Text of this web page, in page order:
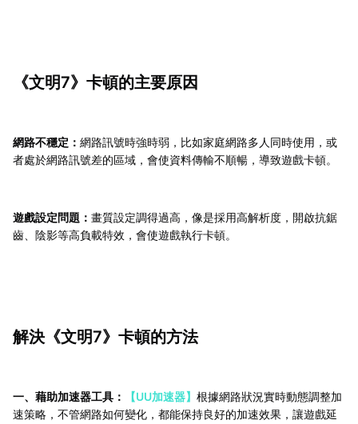
《文明7》卡頓的主要原因
網路不穩定： 網路訊號時強時弱，比如家庭網路多人同時使用，或
者處於網路訊號差的區域，會使資料傳輸不順暢，導致遊戲卡頓。
遊戲設定問題： 畫質設定調得過高，像是採用高解析度，開啟抗鋸
齒、陰影等高負載特效，會使遊戲執行卡頓。
解決《文明7》卡頓的方法
一、藉助加速器工具： 【UU加速器】 根據網路狀況實時動態調整加
速策略，不管網路如何變化，都能保持良好的加速效果，讓遊戲延